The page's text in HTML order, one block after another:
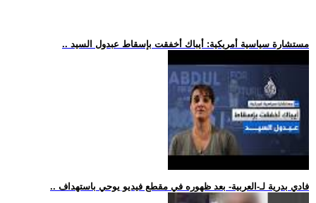
.. مستشارة سياسية أمريكية: أيباك أخفقت بإسقاط عبدول السيد
.. فادي بدرية لـ-العربية- بعد ظهوره في مقطع فيديو يوحي باستهداف